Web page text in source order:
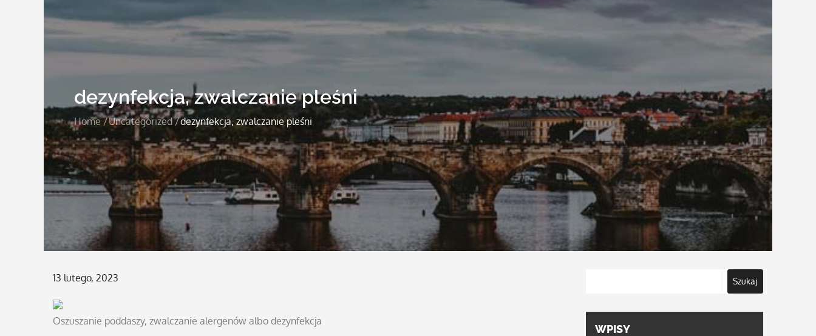
dezynfekcja, zwalczanie pleśni
Home Uncategorized dezynfekcja, zwalczanie pleśni
Posted
13 lutego, 2023
Oszuszanie poddaszy, zwalczanie alergenów albo dezynfekcja
Szukaj
WPISY